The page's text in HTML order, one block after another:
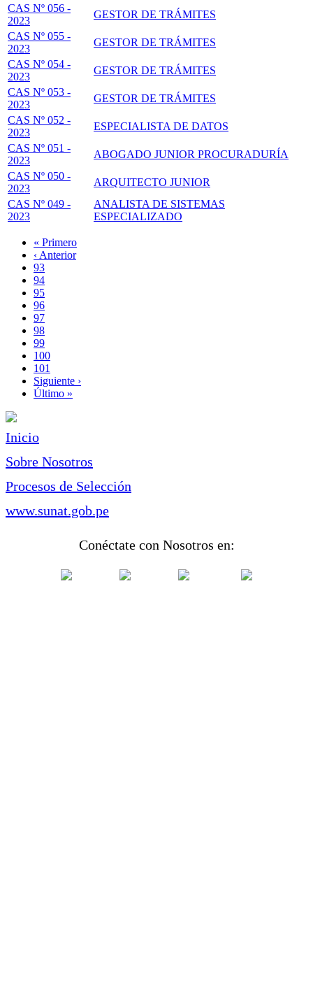
CAS Nº 056 -
2023
GESTOR DE TRÁMITES
CAS Nº 055 -
2023
GESTOR DE TRÁMITES
CAS Nº 054 -
2023
GESTOR DE TRÁMITES
CAS Nº 053 -
2023
GESTOR DE TRÁMITES
CAS Nº 052 -
2023
ESPECIALISTA DE DATOS
CAS Nº 051 -
2023
ABOGADO JUNIOR PROCURADURÍA
CAS Nº 050 -
2023
ARQUITECTO JUNIOR
CAS Nº 049 -
2023
ANALISTA DE SISTEMAS
ESPECIALIZADO
Paginación
Primera
página
« Primero
Página
anterior
‹ Anterior
Page
93
Page
94
Page
95
Page
96
Página
actual
97
Page
98
Page
99
Page
100
Page
101
Siguiente
página
Siguiente ›
Última
Último »
Inicio
Sobre Nosotros
Procesos de Selección
www.sunat.gob.pe
Conéctate con Nosotros en: